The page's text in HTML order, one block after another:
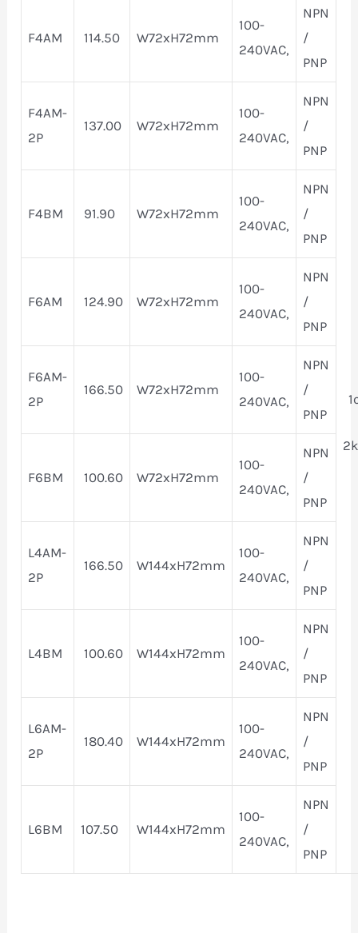
F4AM 114.50 W72xH72mm
100-
240VAC,
NPN
/
PNP
F4AM-
2P
137.00 W72xH72mm
100-
240VAC,
NPN
/
PNP
F4BM 91.90 W72xH72mm
100-
240VAC,
NPN
/
PNP
F6AM 124.90 W72xH72mm
100-
240VAC,
NPN
/
PNP
F6AM-
2P
166.50 W72xH72mm
100-
240VAC,
NPN
/
PNP
F6BM 100.60 W72xH72mm
100-
240VAC,
NPN
/
PNP
L4AM-
2P
166.50 W144xH72mm
100-
240VAC,
NPN
/
PNP
L4BM 100.60 W144xH72mm
100-
240VAC,
NPN
/
PNP
L6AM-
2P
180.40 W144xH72mm
100-
240VAC,
NPN
/
PNP
L6BM 107.50 W144xH72mm
100-
240VAC,
NPN
/
PNP